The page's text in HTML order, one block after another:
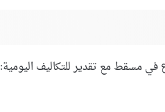
مسقط مع تقدير للتكاليف اليومية: